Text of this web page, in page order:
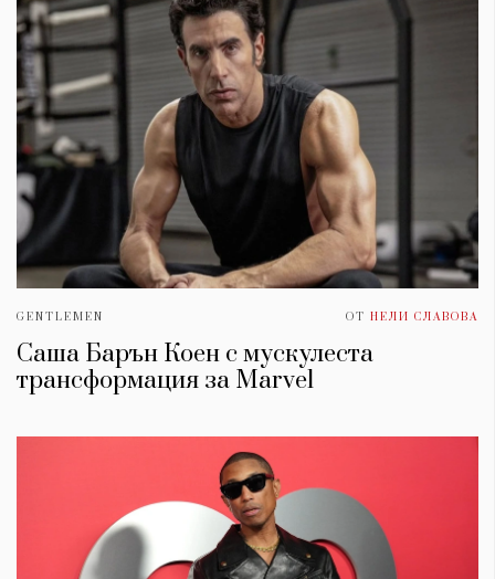
GENTLEMEN ОТ НЕЛИ СЛАВОВА
Саша Барън Коен с мускулеста
трансформация за Marvel